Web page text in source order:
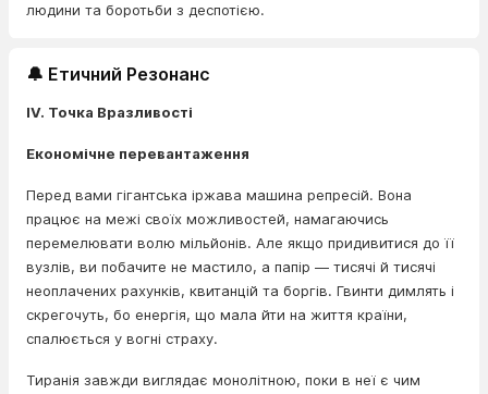
людини та боротьби з деспотією.
🔔 Етичний Резонанс
IV. Точка Вразливості
Економічне перевантаження
Перед вами гігантська іржава машина репресій. Вона
працює на межі своїх можливостей, намагаючись
перемелювати волю мільйонів. Але якщо придивитися до її
вузлів, ви побачите не мастило, а папір — тисячі й тисячі
неоплачених рахунків, квитанцій та боргів. Гвинти димлять і
скрегочуть, бо енергія, що мала йти на життя країни,
спалюється у вогні страху.
Тиранія завжди виглядає монолітною, поки в неї є чим